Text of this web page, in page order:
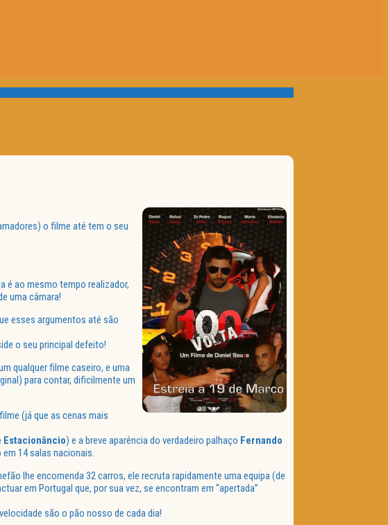
o filme até tem o seu
é ao mesmo tempo realizador,
uma câmara!
esses argumentos até são
o seu principal defeito!
qualquer filme caseiro, e uma
para contar, dificilmente um
(já que as cenas mais
Estacionâncio) e a breve aparência do verdadeiro palhaço Fernando
14 salas nacionais.
lhe encomenda 32 carros, ele recruta rapidamente uma equipa (de
em Portugal que, por sua vez, se encontram em “apertada”
são o pão nosso de cada dia!